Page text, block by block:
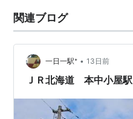
関連ブログ
一日一駅⁺ • 13日前
ＪＲ北海道 本中小屋駅